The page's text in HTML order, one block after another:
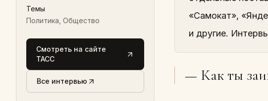
Темы
Политика, Общество
Смотреть на сайте
ТАСС
Все интервью
«Самокат»,
и другие.
— Как ты